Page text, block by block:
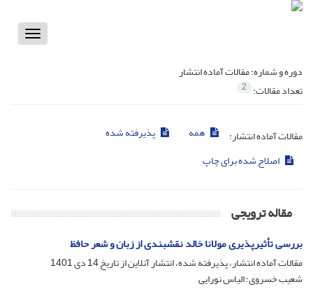
Toggle
دوره و شماره:مقالات آماده انتشار
تعداد مقالات: 2
مقالات آماده انتشار: همه
پذیرفته شده
اصلاح شده برای چاپ
مقاله ترویجی
بررسی تأثیر‌پذیری مولانا خالد نقشبندی از زبان و شعر حافظ
مقالات آماده انتشار، پذیرفته شده، انتشار آنلاین از تاریخ14 دی 1401
شعیب خسروی؛ الیاس نورایی